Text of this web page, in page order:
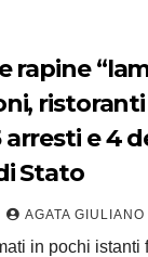
rapine
ristoranti
e 4
Stato
AGATA GIULIANO
in pochi istanti